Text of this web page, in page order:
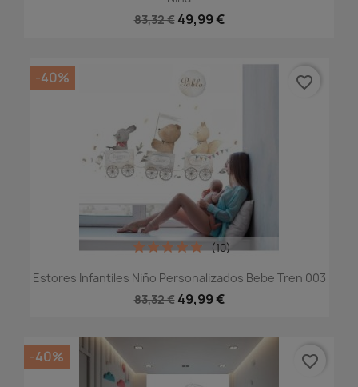
83,32 € 49,99 €
Estores Infantiles Niño Personalizados Bebe Tren 003
83,32 € 49,99 €
(10)
-40% favorite_border
-40% favorite_border